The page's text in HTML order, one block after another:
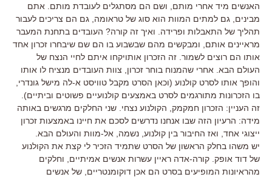
האנשים מיד אחרי מותם, ושם הם מסתגלים לעובדת מותם. אתם
מבינים, גם למתים המוות הוא סוג של טראומה, גם הם צריכים לעבור
תהליך של התאבלות ופרידה. ואיך זה קורה? העובדים בתחנת המעבר
מראיינים אותם, ומבקשים מהם שבשבוע בו הם שם שיבחרו זכרון אחד
אותו הם רוצים לשמור. זה הזכרון אותויקחו איתם לחיי הנצח של
העולם הבא. אחרי שהמנוח בוחר זכרון, צוות העובדים מנציח לו אותו
והופך אותו לסרט קולנוע (וכאן הסרט מקבל טוויסט א-לה מישל גונדרי,
בו הזכרונות מתורגמים לסרט באמצעים קולנועיים פשוטים וביתיים).
זה העניין: הזכרון חמקמק, הקולנוע נצחי. שני החלקים מרגשים באותה
מידה: הרעיון הזה שבו אנחנו נדרשים לסכם את חיינו באמצעות זכרון
ייצוגי אחד, ואז החיבור בין קולנוע, נשמה, אל-מוות והעולם הבא.
יש משהו בחלק הראשון של הסרט שתמיד הזכיר לי קצת את הקולנוע
של דוד אופק. קורה-אדה ראיין עשרות אנשים אמיתיים, וחלקים
מהראיונות המופיעים בסרט הם אכן דוקומנטריים, של אנשים